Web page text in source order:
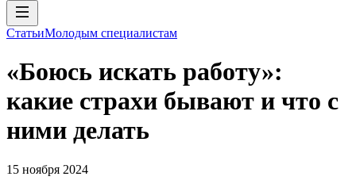
СтатьиМолодым специалистам
«Боюсь искать работу»:
какие страхи бывают и что с
ними делать
15 ноября 2024